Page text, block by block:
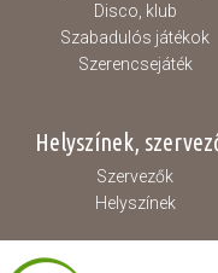
Disco, klub
Szabadulós játékok
Szerencsejáték
Helyszínek,
Szervezők
Helyszínek